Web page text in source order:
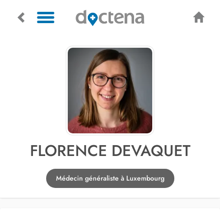
FLORENCE DEVAQUET
Médecin généraliste à Luxembourg